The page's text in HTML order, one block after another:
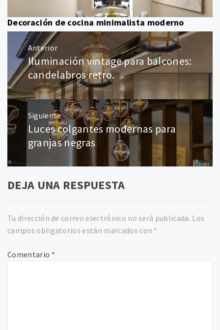
Decoración de cocina minimalista moderno
Navegación
de
entradas
Anterior
Entrada
anterior:
Iluminación vintage para balcones:
candelabros retro.
Siguiente
Entrada
siguiente:
Luces colgantes modernas para
granjas negras
DEJA UNA RESPUESTA
Tu dirección de correo electrónico no será publicada. Los
campos obligatorios están marcados con *
Comentario *